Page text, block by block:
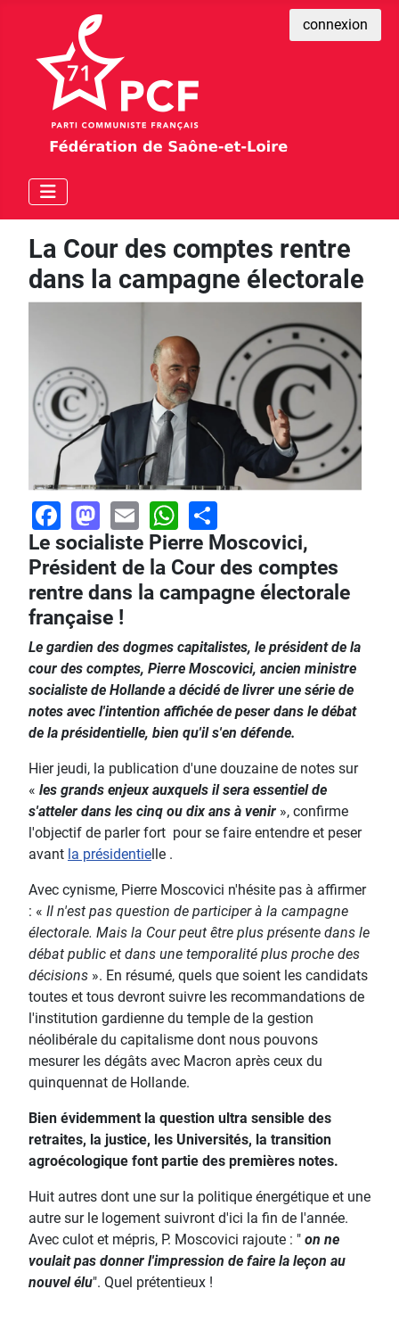
connexion
La Cour des comptes rentre
dans la campagne électorale
Facebook
Mastodon
EmailWhatsApp
Le socialiste Pierre Moscovici,
Président de la Cour des comptes
rentre dans la campagne électorale
française !
Le gardien des dogmes capitalistes, le président de la
cour des comptes, Pierre Moscovici, ancien ministre
socialiste de Hollande a décidé de livrer une série de
notes avec l'intention affichée de peser dans le débat
de la présidentielle, bien qu'il s'en défende.
Hier jeudi, la publication d'une douzaine de notes sur
« les grands enjeux auxquels il sera essentiel de
s'atteler dans les cinq ou dix ans à venir », confirme
l'objectif de parler fort pour se faire entendre et peser
avant la présidentie lle .
Avec cynisme, Pierre Moscovici n'hésite pas à affirmer
: « Il n'est pas question de participer à la campagne
électorale. Mais la Cour peut être plus présente dans le
débat public et dans une temporalité plus proche des
décisions ». En résumé, quels que soient les candidats
toutes et tous devront suivre les recommandations de
l'institution gardienne du temple de la gestion
néolibérale du capitalisme dont nous pouvons
mesurer les dégâts avec Macron après ceux du
quinquennat de Hollande.
Bien évidemment la question ultra sensible des
retraites, la justice, les Universités, la transition
agroécologique font partie des premières notes.
Huit autres dont une sur la politique énergétique et une
autre sur le logement suivront d'ici la fin de l'année.
Avec culot et mépris, P. Moscovici rajoute : " on ne
voulait pas donner l'impression de faire la leçon au
nouvel élu". Quel prétentieux !